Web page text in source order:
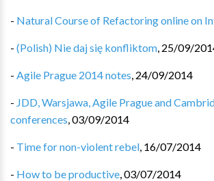
- Natural Course of Refactoring online on
- (Polish) Nie daj się konfliktom, 25/09/
- Agile Prague 2014 notes, 24/09/2014
- JDD, Warsjawa, Agile Prague and
conferences,03/09/2014
- Time for non-violent rebel, 16/07/2014
- How to be productive,03/07/2014